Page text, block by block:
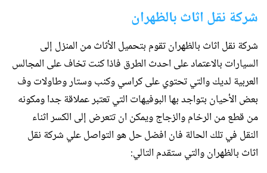
شركة نقل اثاث بالظهران
شركة نقل اثاث بالظهران تقوم بتحميل الأثاث من المنزل إلى
السيارات بالاعتماد على احدث الطرق فاذا كنت تخاف على المجالس
العربية لديك والتي تحتوي على كراسي وكنب وستار وطاولات وف
بعض الأحيان بتواجد بها البوفيهات التي تعتبر عملاقة جدا ومكونه
من قطع من الرخام والزجاج ويمكن ان تتعرض إلى الكسر اثناء
النقل في تلك الحالة فان افضل حل هو التواصل علي شركة نقل
اثاث بالظهران والتي ستقدم التالي: